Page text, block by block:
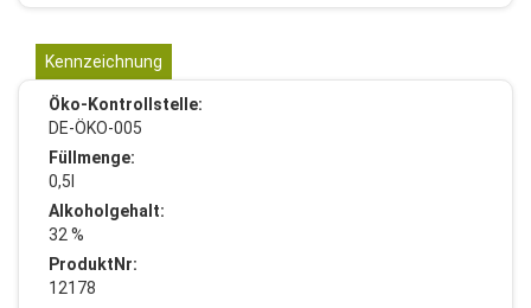
Kennzeichnung
Öko-Kontrollstelle:
DE-ÖKO-005
Füllmenge:
0,5l
Alkoholgehalt:
32 %
ProduktNr:
12178